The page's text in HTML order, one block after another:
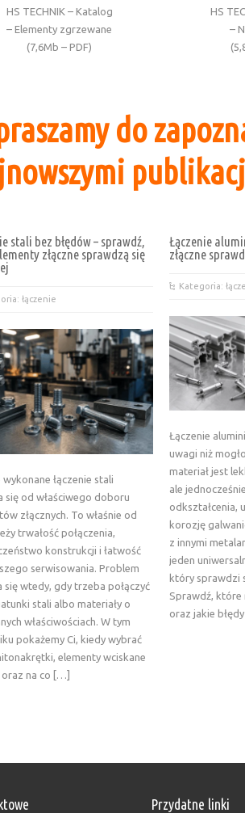
HS TECHNIK – Katalog
– Elementy zgrzewane
(7,6Mb – PDF)
HS
–
do
stali bez błędów – sprawdź,
złączne sprawdzą się
łączenie
łączenie stali
się od właściwego doboru
złącznych. To właśnie od
trwałość połączenia,
konstrukcji i łatwość
serwisowania. Problem
się wtedy, gdy trzeba połączyć
stali albo materiały o
właściwościach. W tym
pokażemy Ci, kiedy wybrać
elementy wciskane
oraz na co […]
Łączenie
złączne
Kategoria:
Łączenie
uwagi niż
materiał jest
ale
odkształcenia,
korozję
z innymi
jeden
który sprawdzi
Sprawdź, które
oraz jakie
Przydatne linki